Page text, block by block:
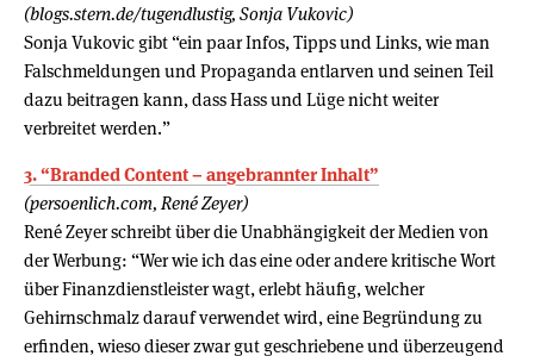
(blogs.stern.de/tugendlustig, Sonja Vukovic)
Sonja Vukovic gibt “ein paar Infos, Tipps und Links, wie man
Falschmeldungen und Propaganda entlarven und seinen Teil
dazu beitragen kann, dass Hass und Lüge nicht weiter
verbreitet werden.”
3. “Branded Content – angebrannter Inhalt”
(persoenlich.com, René Zeyer)
René Zeyer schreibt über die Unabhängigkeit der Medien von
der Werbung: “Wer wie ich das eine oder andere kritische Wort
über Finanzdienstleister wagt, erlebt häufig, welcher
Gehirnschmalz darauf verwendet wird, eine Begründung zu
erfinden, wieso dieser zwar gut geschriebene und überzeugend